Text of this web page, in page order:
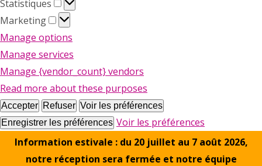
Statistiques
Statistiques
Marketing
Marketing
Manage options
Manage services
Manage {vendor_count} vendors
Read more about these purposes
Accepter Refuser Voir les préférences
Enregistrer les préférences Voir les préférences
Information estivale : du 20 juillet au 7 août 2026,
notre réception sera fermée et notre équipe